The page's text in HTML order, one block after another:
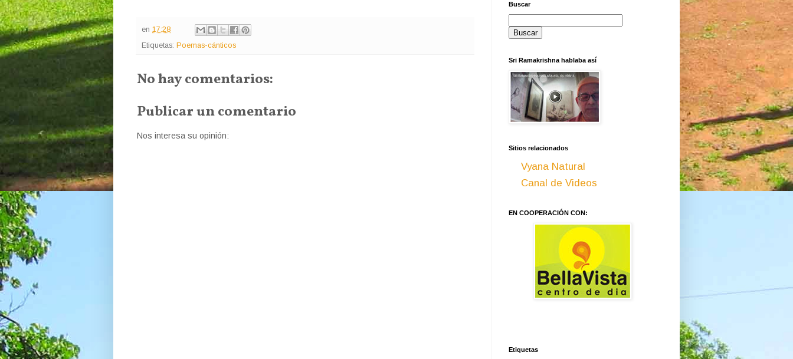
en 17:28
Etiquetas: Poemas-cánticos
No hay comentarios:
Publicar un comentario
Nos interesa su opinión:
Buscar
Sri Ramakrishna hablaba así
Sitios relacionados
Vyana Natural
Canal de Videos
EN COOPERACIÓN CON:
Etiquetas